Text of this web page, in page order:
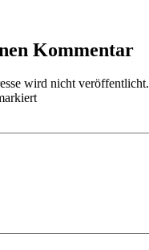
Kommentar
wird nicht veröffentlicht.